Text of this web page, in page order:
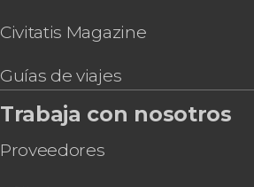
Civitatis Magazine
Guías de viajes
Trabaja con nosotros
Proveedores